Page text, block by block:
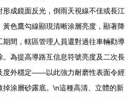
成鏡面反光，倒雨天視線不佳或長江
色鷹勾線顯現清晰涂層亮度，顯著降
間，轄區管理人員還對過往車輛勸導
為提高導路互信息符號亮度及二次長
度外穩定——以此強力耐磨性表面令經
涂層砂露底。\n這種高清、立體的新